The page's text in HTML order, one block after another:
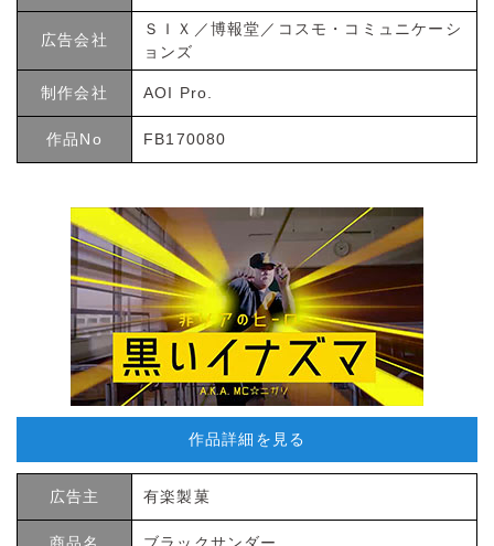
広告会社
ＳＩＸ／博報堂／コスモ・コミュニケーシ
ョンズ
制作会社 AOI Pro.
作品No FB170080
作品詳細を見る
広告主 有楽製菓